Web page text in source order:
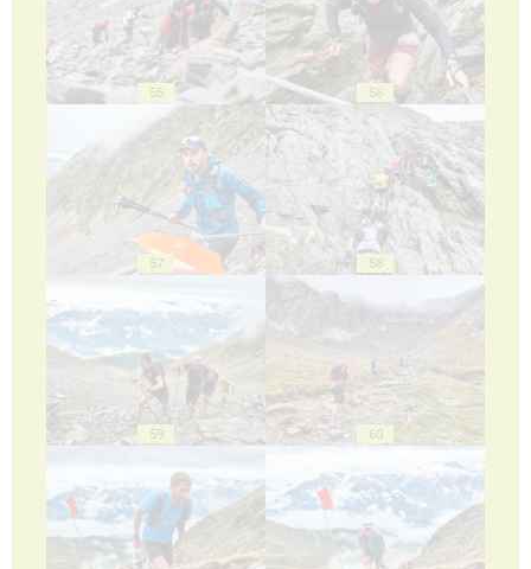
55 56
57 58
59 60